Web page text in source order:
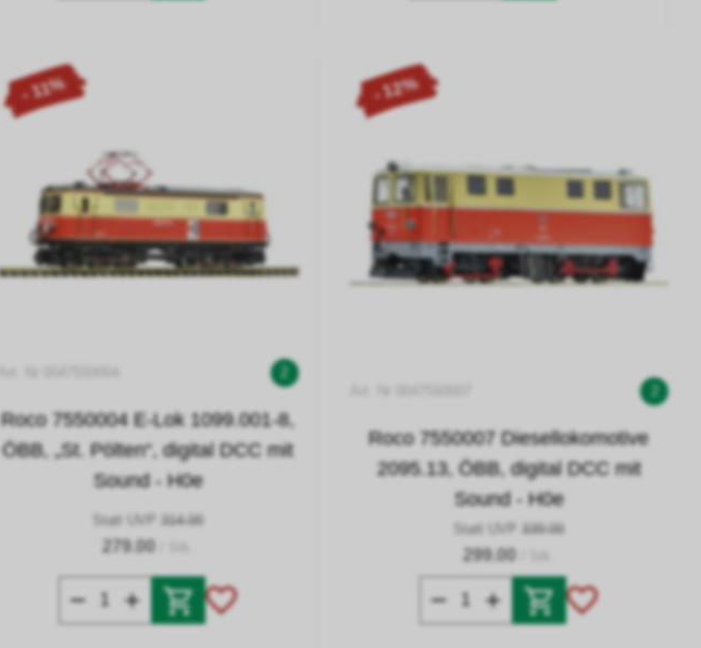
- 11%
Roco 7550004 E-Lok 1099.001-8,
ÖBB, „St. Pölten“, digital DCC mit
Sound - H0e
Statt UVP 314.00
279.00
- 12%
Roco 7550007 Diesellokomotive
2095.13, ÖBB, digital DCC mit
Sound - H0e
Statt UVP 339.00
299.00